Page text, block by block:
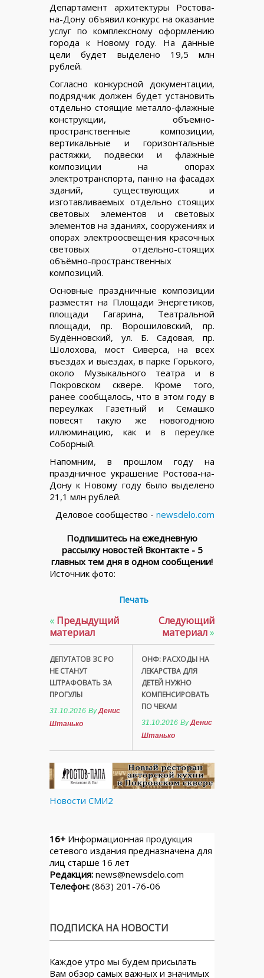
Департамент архитектуры Ростова-
на-Дону объявил конкурс на оказание
услуг по комплексному оформлению
города к Новому году. На данные
цели будет выделено 19,5 млн
рублей.
Согласно конкурсной документации,
подрядчик должен будет установить
отдельно стоящие металло-флажные
конструкции, объемно-
пространственные композиции,
вертикальные и горизонтальные
растяжки, подвески и флажные
композиции на опорах
электротранспорта, панно на фасадах
зданий, существующих и
изготавливаемых отдельно стоящих
световых элементов и световых
элементов на зданиях, сооружениях и
опорах электроосвещения красочных
световых отдельно-стоящих
объёмно-пространственных
композиций.
Основные праздничные композиции
разместят на Площади Энергетиков,
площади Гагарина, Театральной
площади, пр. Ворошиловский, пр.
Будённовский, ул. Б. Садовая, пр.
Шолохова, мост Сиверса, на всех
въездах и выездах, в парке Горького,
около Музыкального театра и в
Покровском сквере. Кроме того,
ранее сообщалось, что в этом году в
переулках Газетный и Семашко
повесят такую же новогоднюю
иллюминацию, как и в переулке
Соборный.
Напомним, в прошлом году на
праздничное украшение Ростова-на-
Дону к Новому году было выделено
21,1 млн рублей.
Деловое сообщество - newsdelo.com
Подпишитесь на ежедневную
рассылку новостей Вконтакте - 5
главных тем дня в одном сообщении!
Источник фото:
Печать
« Предыдущий
материал
ДЕПУТАТОВ ЗС РО
НЕ СТАНУТ
ШТРАФОВАТЬ ЗА
ПРОГУЛЫ
31.10.2016 ByДенис
Штанько
Следующий
материал»
ОНФ: РАСХОДЫ НА
ЛЕКАРСТВА ДЛЯ
ДЕТЕЙ НУЖНО
КОМПЕНСИРОВАТЬ
ПО ЧЕКАМ
31.10.2016 ByДенис
Штанько
Новости СМИ2
16+ Информационная продукция
сетевого издания предназначена для
лиц старше 16 лет
Редакция: news@newsdelo.com
Телефон: (863) 201-76-06
ПОДПИСКА НА НОВОСТИ
Каждое утро мы будем присылать
Вам обзор самых важных и значимых